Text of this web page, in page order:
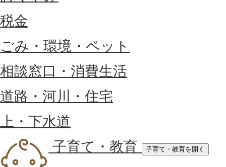
税金
ごみ・環境・ペット
相談窓口・消費生活
道路・河川・住宅
上・下水道
子育て・教育
子育て・教育を開く